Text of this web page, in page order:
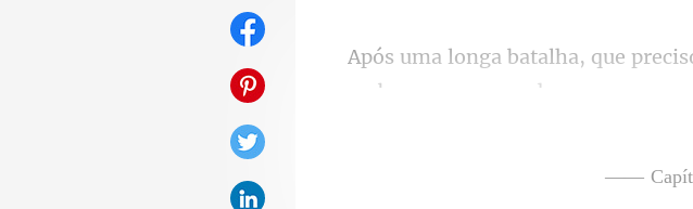
am, quando cruzavam
——